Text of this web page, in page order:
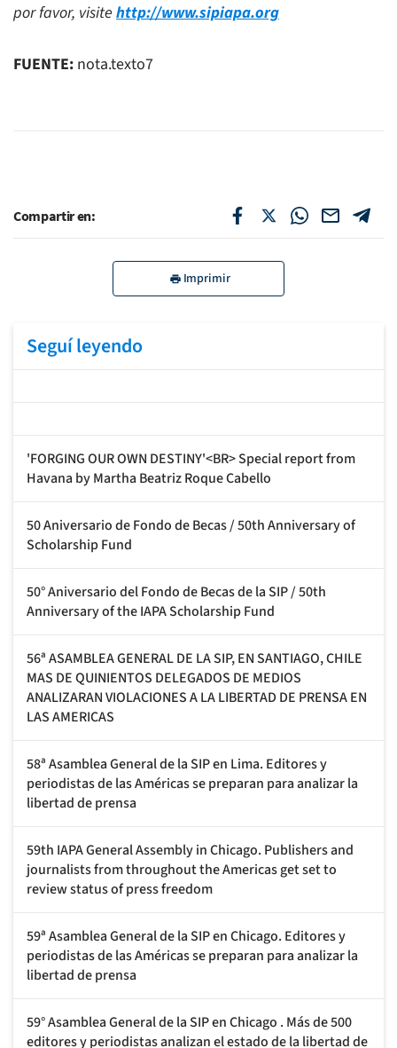
por favor, visite http://www.sipiapa.org
FUENTE: nota.texto7
Compartir en:
Imprimir
Seguí leyendo
'FORGING OUR OWN DESTINY'<BR> Special report from
Havana by Martha Beatriz Roque Cabello
50 Aniversario de Fondo de Becas / 50th Anniversary of
Scholarship Fund
50° Aniversario del Fondo de Becas de la SIP / 50th
Anniversary of the IAPA Scholarship Fund
56ª ASAMBLEA GENERAL DE LA SIP, EN SANTIAGO, CHILE
MAS DE QUINIENTOS DELEGADOS DE MEDIOS
ANALIZARAN VIOLACIONES A LA LIBERTAD DE PRENSA EN
LAS AMERICAS
58ª Asamblea General de la SIP en Lima. Editores y
periodistas de las Américas se preparan para analizar la
libertad de prensa
59th IAPA General Assembly in Chicago. Publishers and
journalists from throughout the Americas get set to
review status of press freedom
59ª Asamblea General de la SIP en Chicago. Editores y
periodistas de las Américas se preparan para analizar la
libertad de prensa
59° Asamblea General de la SIP en Chicago . Más de 500
editores y periodistas analizan el estado de la libertad de